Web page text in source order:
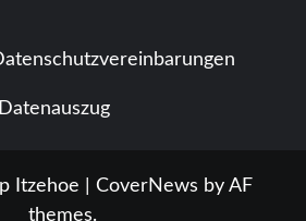
Datenauszug
Itzehoe CoverNews by AF
themes.